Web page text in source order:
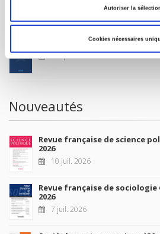
Autoriser la
Cookies nécessaires
La France et l'Union
4 sept. 2026
Nouveautés
Revue française de science
2026
10 juil. 2026
Revue française de
2026
7 juil. 2026